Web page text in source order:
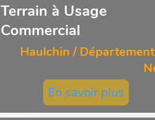
Terrain à Usage
Commercial
Haulchin /
En savoir plus